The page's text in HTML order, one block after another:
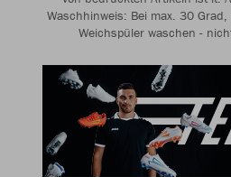
Waschhinweis: Bei max. 30
Weichspüler waschen -